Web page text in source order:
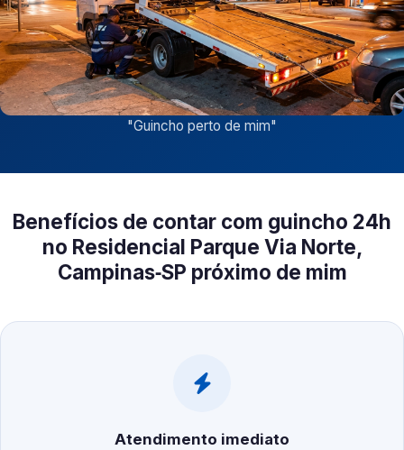
"Guincho perto de mim"
Benefícios de contar com guincho 24h
no Residencial Parque Via Norte,
Campinas‑SP próximo de mim
Atendimento imediato